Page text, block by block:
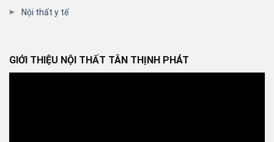
Nội thất y tế
GIỚI THIỆU NỘI THẤT TÂN THỊNH PHÁT